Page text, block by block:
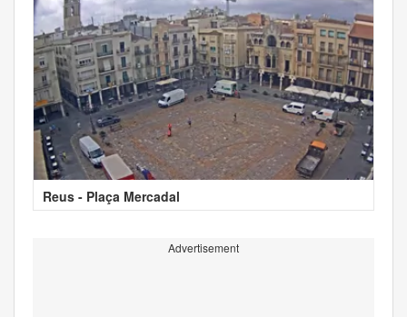
Reus - Plaça Mercadal
Advertisement